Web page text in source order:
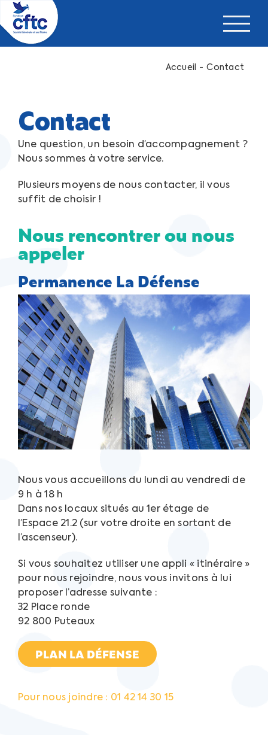
Passer
contenu
Accueil Contact
Contact
Une question, un besoin d’accompagnement ?
Nous sommes à votre service.
Plusieurs moyens de nous contacter, il vous
suffit de choisir !
Nous rencontrer ou nous
appeler
Permanence La Défense
Nous vous accueillons du lundi au vendredi de
9 h à 18 h
Dans nos locaux situés au 1er étage de
l’Espace 21.2 (sur votre droite en sortant de
l’ascenseur).
Si vous souhaitez utiliser une appli « itinéraire »
pour nous rejoindre, nous vous invitons à lui
proposer l’adresse suivante :
32 Place ronde
92 800 Puteaux
PLAN LA DÉFENSE
Pour nous joindre : 01 42 14 30 15